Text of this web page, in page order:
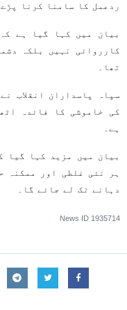
ردعمل کا سامنا کرنا
کارروائی نہیں بلکہ
تھا۔
سپاہ پاسداران انقلاب
کی خاموشی کا فائدہ
ہے۔
بیان میں مزید کہا گیا
ہر نئی غلطی اور ممکنہ
دہانے تک لے جائے گا۔
News ID 1935714